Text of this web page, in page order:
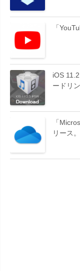
「
iOS
ードリ
「
リース